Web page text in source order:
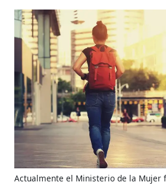
Actualmente el Ministerio de la Mujer